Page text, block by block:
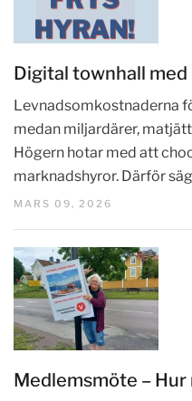
Digital townhall med
Levnadsomkostnaderna
medan miljardärer,
Högern hotar med att
marknadshyror. Därför
MARS 09, 2026
Medlemsmöte –